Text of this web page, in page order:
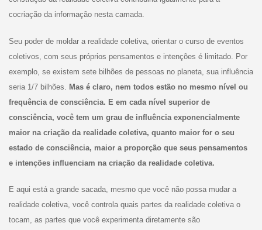
cocriação da informação nesta camada.
Seu poder de moldar a realidade coletiva, orientar o curso de eventos
coletivos, com seus próprios pensamentos e intenções é limitado. Por
exemplo, se existem sete bilhões de pessoas no planeta, sua influência
seria 1/7 bilhões. Mas é claro, nem todos estão no mesmo nível ou
frequência de consciência. E em cada nível superior de
consciência, você tem um grau de influência exponencialmente
maior na criação da realidade coletiva, quanto maior for o seu
estado de consciência, maior a proporção que seus pensamentos
e intenções influenciam na criação da realidade coletiva.
E aqui está a grande sacada, mesmo que você não possa mudar a
realidade coletiva, você controla quais partes da realidade coletiva o
tocam, as partes que você experimenta diretamente são